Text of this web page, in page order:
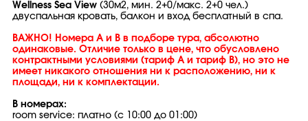
Wellness Sea View (30м2, мин. 2+0/макс. 2+0 чел.)
двуспальная кровать, балкон и вход бесплатный в спа.
ВАЖНО! Номера А и В в подборе тура, абсолютно
одинаковые. Отличие только в цене, что обусловлено
контрактными условиями (тариф А и тариф В), но это не
имеет никакого отношения ни к расположению, ни к
площади, ни к комплектации.
В номерах:
room service: платно (с 10:00 до 01:00)